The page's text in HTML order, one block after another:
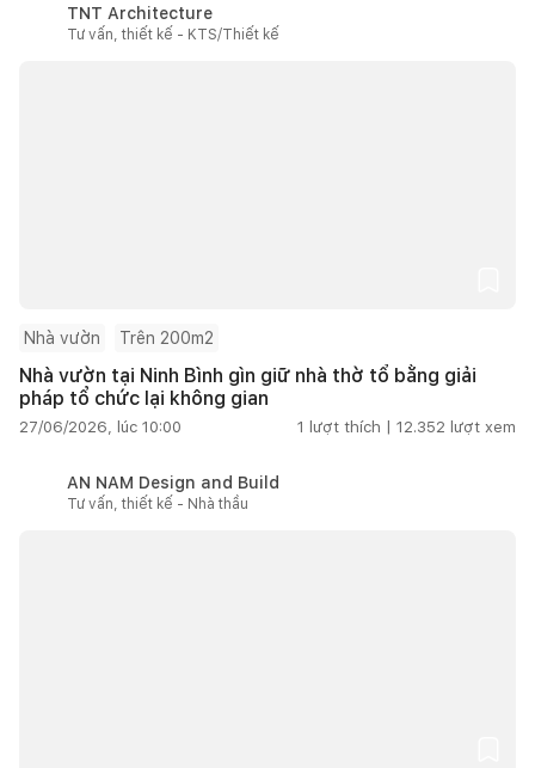
TNT Architecture
Tư vấn, thiết kế - KTS/Thiết kế
Nhà vườn Trên 200m2
Nhà vườn tại Ninh Bình gìn giữ nhà thờ tổ bằng giải
pháp tổ chức lại không gian
27/06/2026, lúc 10:00 1 lượt thích | 12.352 lượt xem
AN NAM Design and Build
Tư vấn, thiết kế - Nhà thầu